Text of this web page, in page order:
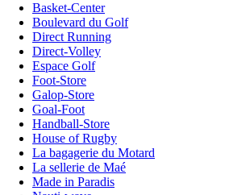
Basket-Center
Boulevard du Golf
Direct Running
Direct-Volley
Espace Golf
Foot-Store
Galop-Store
Goal-Foot
Handball-Store
House of Rugby
La bagagerie du Motard
La sellerie de Maé
Made in Paradis